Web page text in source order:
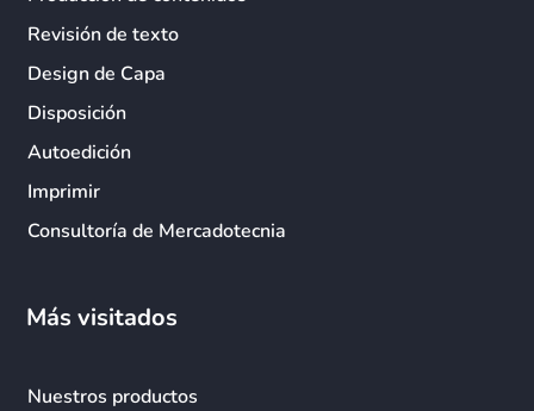
Revisión de texto
Design de Capa
Disposición
Autoedición
Imprimir
Consultoría de Mercadotecnia
Más visitados
Nuestros productos